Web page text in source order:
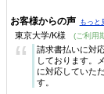
お客様からの声 もっと
東京大学/K様 (ご利用
“
請求書払いに対
しております。
に対応していた
す。